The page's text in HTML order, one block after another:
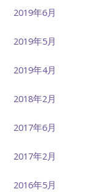
2019年6月
2019年5月
2019年4月
2018年2月
2017年6月
2017年2月
2016年5月